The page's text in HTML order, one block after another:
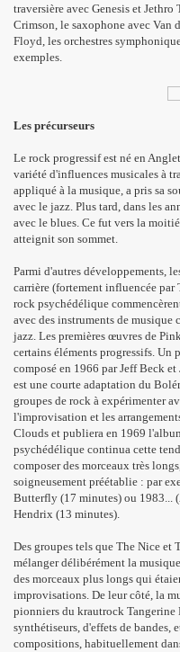
traversière avec Genesis et
Crimson, le saxophone avec Van
Floyd, les orchestres
exemples.
Les précurseurs
Le rock progressif est né en
variété d'influences musicales à
appliqué à la musique, a pris sa
avec le jazz. Plus tard, dans les
avec le blues. Ce fut vers la
atteignit son sommet.
Parmi d'autres développements,
carrière (fortement influencée par
rock psychédélique
avec des instruments de musique
jazz. Les premières œuvres de
certains éléments progressifs. Un
composé en 1966 par Jeff Beck
est une courte adaptation du
groupes de rock à expérimenter
l'improvisation et les
Clouds et publiera en 1969
psychédélique continua cette
composer des morceaux très
soigneusement préétablie : par
Butterfly (17 minutes) ou 1983...
Hendrix (13 minutes).
Des groupes tels que The Nice et
mélanger délibérément la
des morceaux plus longs qui
improvisations. De leur côté, la
pionniers du krautrock
synthétiseurs, d'effets de bandes,
compositions, habituellement